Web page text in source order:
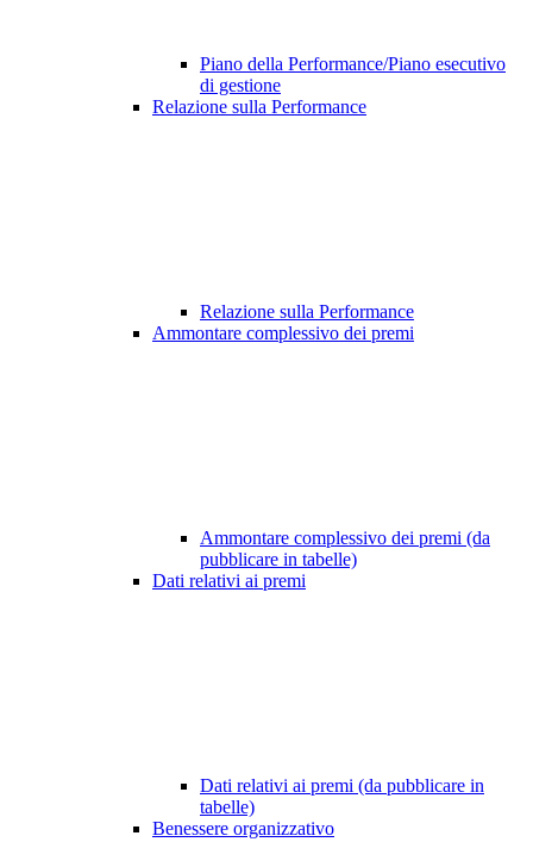
Piano della Performance/Piano esecutivo
di gestione
Relazione sulla Performance
Relazione sulla Performance
Ammontare complessivo dei premi
Ammontare complessivo dei premi (da
pubblicare in tabelle)
Dati relativi ai premi
Dati relativi ai premi (da pubblicare in
tabelle)
Benessere organizzativo